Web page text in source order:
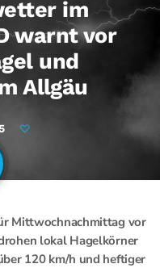
im
warnt vor
und
Allgäu
Mittwochnachmittag vor
lokal Hagelkörner
120 km/h und heftiger